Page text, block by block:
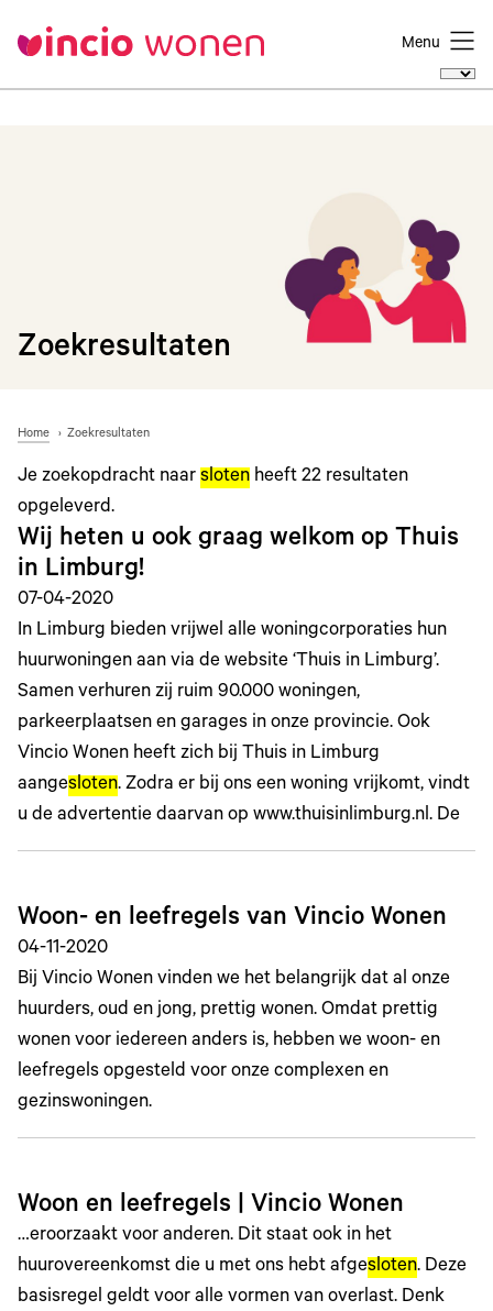
Menu
Zoekresultaten
Home Zoekresultaten
Je zoekopdracht naar sloten heeft 22 resultaten
opgeleverd.
Wij heten u ook graag welkom op Thuis
in Limburg!
07-04-2020
In Limburg bieden vrijwel alle woningcorporaties hun
huurwoningen aan via de website ‘Thuis in Limburg’.
Samen verhuren zij ruim 90.000 woningen,
parkeerplaatsen en garages in onze provincie. Ook
Vincio Wonen heeft zich bij Thuis in Limburg
aangesloten. Zodra er bij ons een woning vrijkomt, vindt
u de advertentie daarvan op www.thuisinlimburg.nl. De
Woon- en leefregels van Vincio Wonen
04-11-2020
Bij Vincio Wonen vinden we het belangrijk dat al onze
huurders, oud en jong, prettig wonen. Omdat prettig
wonen voor iedereen anders is, hebben we woon- en
leefregels opgesteld voor onze complexen en
gezinswoningen.
Woon en leefregels | Vincio Wonen
…eroorzaakt voor anderen. Dit staat ook in het
huurovereenkomst die u met ons hebt afgesloten. Deze
basisregel geldt voor alle vormen van overlast. Denk